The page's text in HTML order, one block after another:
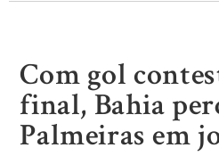
Com gol
final, Bahia
Palmeiras em